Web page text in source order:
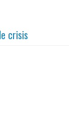
crisis